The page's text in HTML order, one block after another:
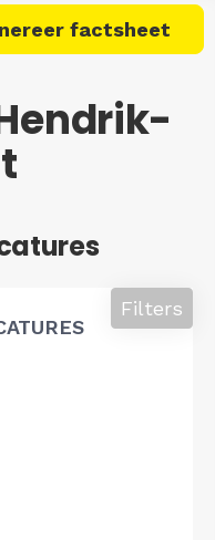
factsheet
Filters